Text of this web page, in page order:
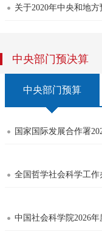
关于2020年中央和地
中央部门预决算
中央部门预算
国家国际发展合作署
全国哲学社会科学工作
中国社会科学院2026